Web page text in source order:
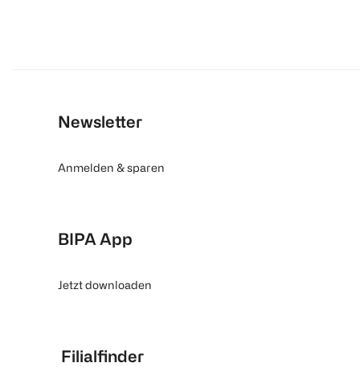
Newsletter
Anmelden & sparen
BIPA App
Jetzt downloaden
Filialfinder